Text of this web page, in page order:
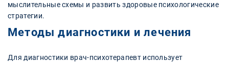
мыслительные схемы и развить здоровые психологические
стратегии.
Методы диагностики и лечения
Для диагностики врач-психотерапевт использует